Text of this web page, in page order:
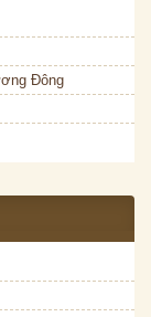
Đông